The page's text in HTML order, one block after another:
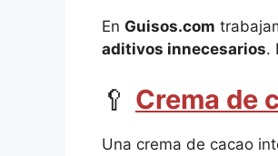
En Guisos.com
aditivos innecesarios.
🥄 Crema de
Una crema de cacao